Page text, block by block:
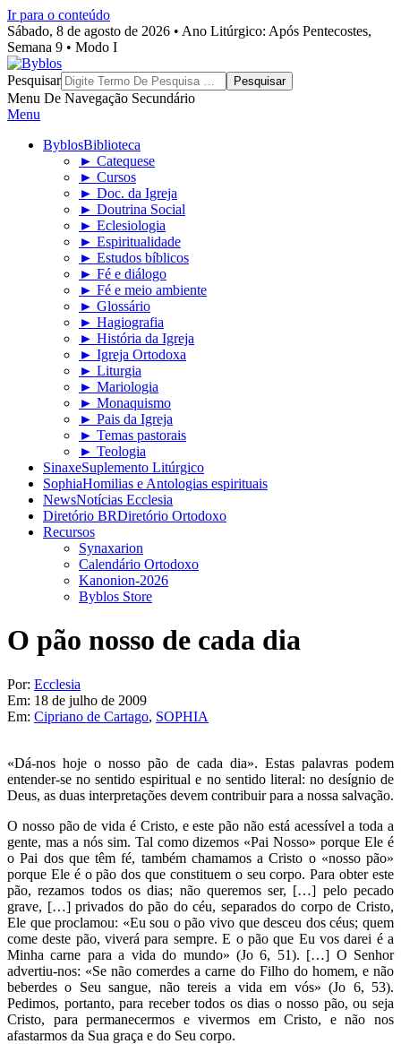
Ir para o conteúdo
Sábado, 8 de agosto de 2026 • Ano Litúrgico: Após Pentecostes,
Semana 9 • Modo I
Byblos
Pesquisar
Menu De Navegação Secundário
Menu
ByblosBiblioteca
► Catequese
► Cursos
► Doc. da Igreja
► Doutrina Social
► Eclesiologia
► Espiritualidade
► Estudos bíblicos
► Fé e diálogo
► Fé e meio ambiente
► Glossário
► Hagiografia
► História da Igreja
► Igreja Ortodoxa
► Liturgia
► Mariologia
► Monaquismo
► Pais da Igreja
► Temas pastorais
► Teologia
SinaxeSuplemento Litúrgico
SophiaHomilias e Antologias espirituais
NewsNotícias Ecclesia
Diretório BRDiretório Ortodoxo
Recursos
Synaxarion
Calendário Ortodoxo
Kanonion-2026
Byblos Store
O pão nosso de cada dia
Por: Ecclesia
Em: 18 de julho de 2009
Em: Cipriano de Cartago, SOPHIA
«Dá-nos hoje o nosso pão de cada dia». Estas palavras podem
entender-se no sentido espiritual e no sentido literal: no desígnio de
Deus, as duas interpretações devem contribuir para a nossa salvação.
O nosso pão de vida é Cristo, e este pão não está acessível a toda a
gente, mas a nós sim. Tal como dizemos «Pai Nosso» porque Ele é
o Pai dos que têm fé, também chamamos a Cristo o «nosso pão»
porque Ele é o pão dos que constituem o seu corpo. Para obter este
pão, rezamos todos os dias; não queremos ser, […] pelo pecado
grave, […] privados do pão do céu, separados do corpo de Cristo,
Ele que proclamou: «Eu sou o pão vivo que desceu dos céus; quem
come deste pão, viverá para sempre. E o pão que Eu vos darei é a
Minha carne para a vida do mundo» (Jo 6, 51). […] O Senhor
advertiu-nos: «Se não comerdes a carne do Filho do homem, e não
beberdes o Seu sangue, não tereis a vida em vós» (Jo 6, 53).
Pedimos, portanto, para receber todos os dias o nosso pão, ou seja
Cristo, para permanecermos e vivermos em Cristo, e não nos
afastarmos da Sua graça e do Seu corpo.